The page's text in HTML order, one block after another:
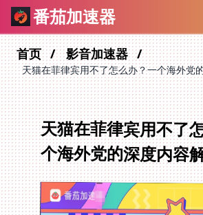
番茄加速器
首页 影音加速器
天猫在菲律宾用不了怎么办？一个海外党
天猫在菲律宾用不了
个海外党的深度内容